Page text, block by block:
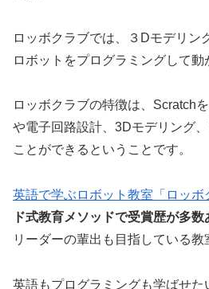
ロッボクラブでは、３Dモデリン
ロボットをプログラミングして動
ロッボクラブの特徴は、Scratch
や電子回路設計、3Dモデリング
ことができるということです。
英語で学ぶロボット教室「ロッボ
ド式教育メソッドで受賞歴が多数
リーダーの輩出も目指している教
英語もプログラミングも学ばせ